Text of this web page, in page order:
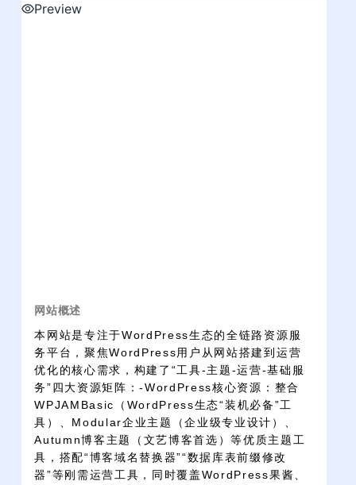
网站概述
本网站是专注于WordPress生态的全链路资源服
务平台，聚焦WordPress用户从网站搭建到运营
优化的核心需求，构建了“工具-主题-运营-基础服
务”四大资源矩阵：-WordPress核心资源：整合
WPJAMBasic（WordPress生态“装机必备”工
具）、Modular企业主题（企业级专业设计）、
Autumn博客主题（文艺博客首选）等优质主题工
具，搭配“博客域名替换器”“数据库表前缀修改
器”等刚需运营工具，同时覆盖WordPress果酱、
Preview